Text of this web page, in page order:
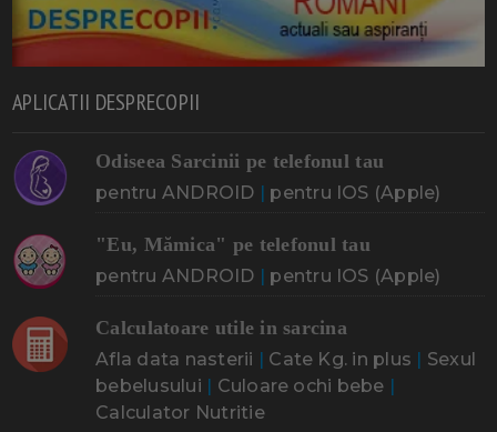
APLICATII DESPRECOPII
Odiseea Sarcinii pe telefonul tau
pentru ANDROID | pentru IOS (Apple)
"Eu, Mămica" pe telefonul tau
pentru ANDROID | pentru IOS (Apple)
Calculatoare utile in sarcina
Afla data nasterii | Cate Kg. in plus | Sexul
bebelusului | Culoare ochi bebe |
Calculator Nutritie